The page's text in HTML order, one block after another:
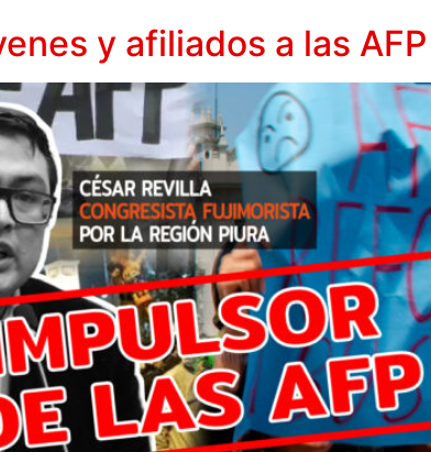
y afiliados a las AFP